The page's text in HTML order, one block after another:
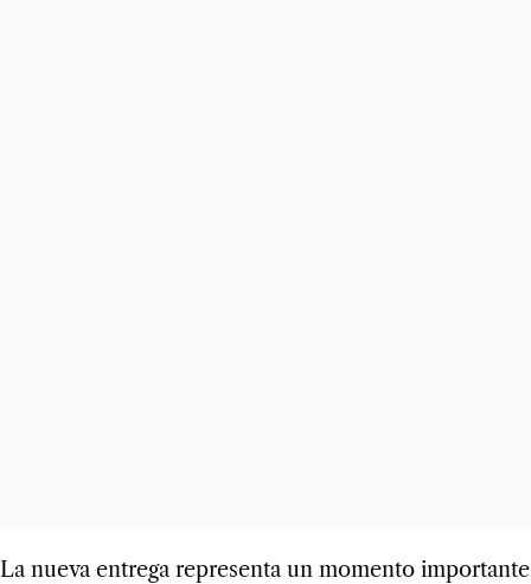
La nueva entrega representa un momento importante